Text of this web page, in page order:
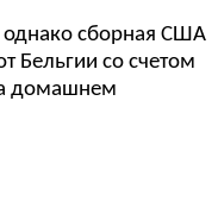
однако сборная США
Бельгии со счетом
домашнем